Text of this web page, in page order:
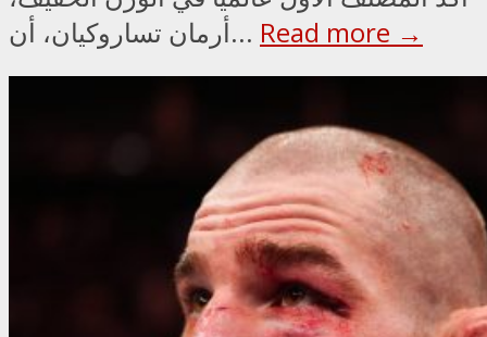
أرمان تساروكيان، أن... Read more →